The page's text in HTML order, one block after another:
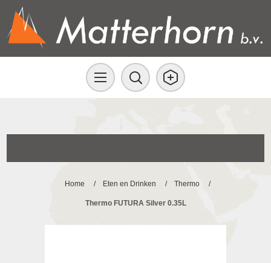
Home / Eten en Drinken / Thermo /
Thermo FUTURA Silver 0.35L